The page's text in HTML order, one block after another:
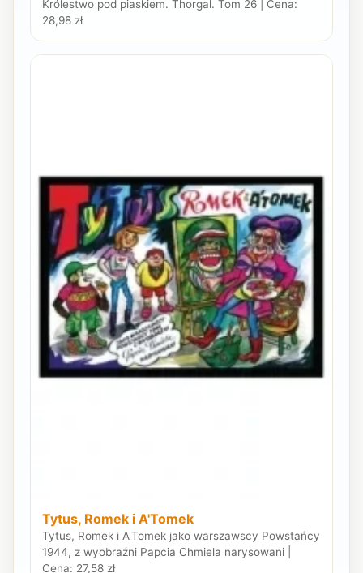
Królestwo pod piaskiem. Thorgal. Tom 26 | Cena:
28,98 zł
Tytus, Romek i A'Tomek
Tytus, Romek i A'Tomek jako warszawscy Powstańcy
1944, z wyobraźni Papcia Chmiela narysowani |
Cena: 27,58 zł